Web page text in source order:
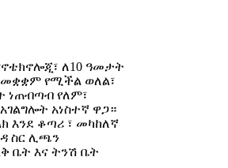
ለ10 ዓመታት
የሚችል ወለል፣
ነጠብጣብ የለም፣
አነስተኛ ዋጋ።
እንደ ቆጣሪ ፣ መካከለኛ
ስር ሊጫን
ቤት እና ትንሽ ቤት